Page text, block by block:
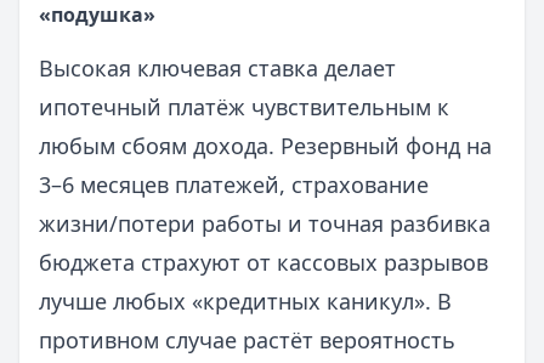
«подушка»
Высокая ключевая ставка делает
ипотечный платёж чувствительным к
любым сбоям дохода. Резервный фонд на
3–6 месяцев платежей, страхование
жизни/потери работы и точная разбивка
бюджета страхуют от кассовых разрывов
лучше любых «кредитных каникул». В
противном случае растёт вероятность